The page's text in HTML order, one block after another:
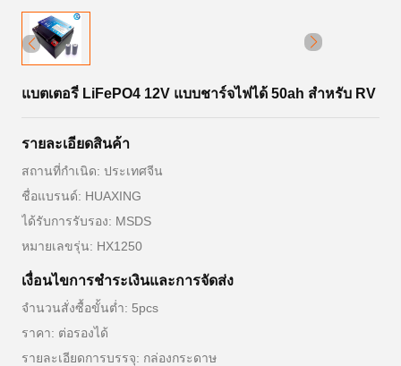
แบตเตอรี่ LiFePO4 12V แบบชาร์จไฟได้ 50ah สำหรับ RV
รายละเอียดสินค้า
สถานที่กำเนิด: ประเทศจีน
ชื่อแบรนด์: HUAXING
ได้รับการรับรอง: MSDS
หมายเลขรุ่น: HX1250
เงื่อนไขการชําระเงินและการจัดส่ง
จำนวนสั่งซื้อขั้นต่ำ: 5pcs
ราคา: ต่อรองได้
รายละเอียดการบรรจุ: กล่องกระดาษ